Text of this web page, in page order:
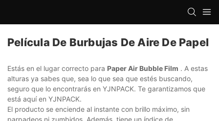
Película De Burbujas De Aire De Papel
Estás en el lugar correcto para Paper Air Bubble Film . A estas
alturas ya sabes que, sea lo que sea que estés buscando,
seguro que lo encontrarás en YJNPACK. Te garantizamos que
está aquí en YJNPACK.
El producto se enciende al instante con brillo máximo, sin